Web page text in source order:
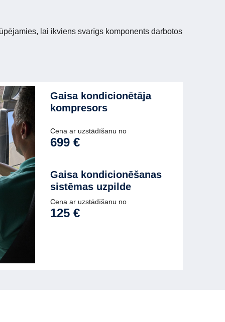
lai ikviens svarīgs komponents darbotos
Gaisa kondicionētāja
kompresors
Cena ar uzstādīšanu no
699 €
Gaisa kondicionēšanas
sistēmas uzpilde
Cena ar uzstādīšanu no
125 €